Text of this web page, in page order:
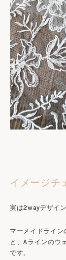
イメージチ
実は2wayデザイ
マーメイドライン
と、Aラインのウ
です。